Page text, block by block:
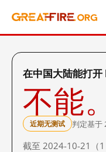
在中国大陆能打
不能。
近期无测试 判定基于
截至 2024-10-21（